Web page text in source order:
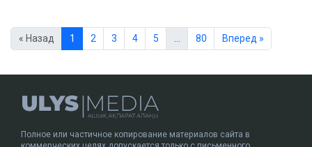
« Назад 1 2 3 4 5 … 80 Вперед »
Полное или частичное копирование материалов сайта в